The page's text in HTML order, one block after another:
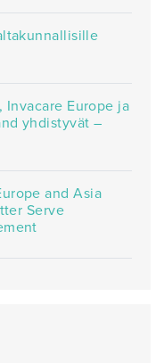
Invacare Europe ja
yhdistyvät –
and Asia
Serve